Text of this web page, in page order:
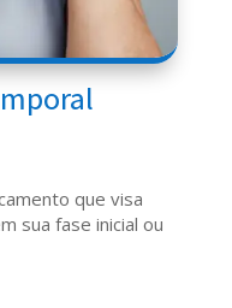
que visa
sua fase inicial ou